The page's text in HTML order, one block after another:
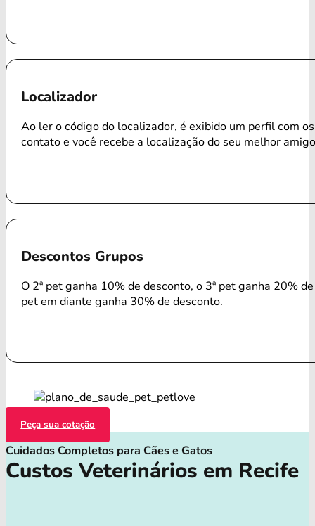
Localizador
Ao ler o código do localizador, é exibido um perfil com
contato e você recebe a localização do seu melhor
Descontos Grupos
O 2ª pet ganha 10% de desconto, o 3ª pet ganha 20%
pet em diante ganha 30% de desconto.
Peça sua cotação
Cuidados Completos para Cães e Gatos
Custos Veterinários em Recife